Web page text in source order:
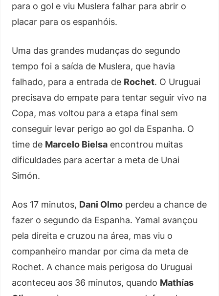
para o gol e viu Muslera falhar para abrir o
placar para os espanhóis.
Uma das grandes mudanças do segundo
tempo foi a saída de Muslera, que havia
falhado, para a entrada de Rochet. O Uruguai
precisava do empate para tentar seguir vivo na
Copa, mas voltou para a etapa final sem
conseguir levar perigo ao gol da Espanha. O
time de Marcelo Bielsa encontrou muitas
dificuldades para acertar a meta de Unai
Simón.
Aos 17 minutos, Dani Olmo perdeu a chance de
fazer o segundo da Espanha. Yamal avançou
pela direita e cruzou na área, mas viu o
companheiro mandar por cima da meta de
Rochet. A chance mais perigosa do Uruguai
aconteceu aos 36 minutos, quando Mathías